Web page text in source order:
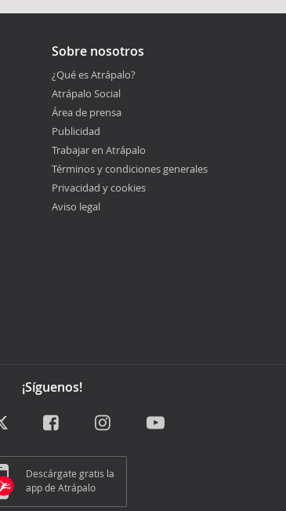
Sobre nosotros
¿Qué es Atrápalo?
Atrápalo Social
Área de prensa
Publicidad
Trabajar en Atrápalo
Términos y condiciones generales
Privacidad y cookies
Aviso legal
¡Síguenos!
Descárgate gratis la
app de Atrápalo